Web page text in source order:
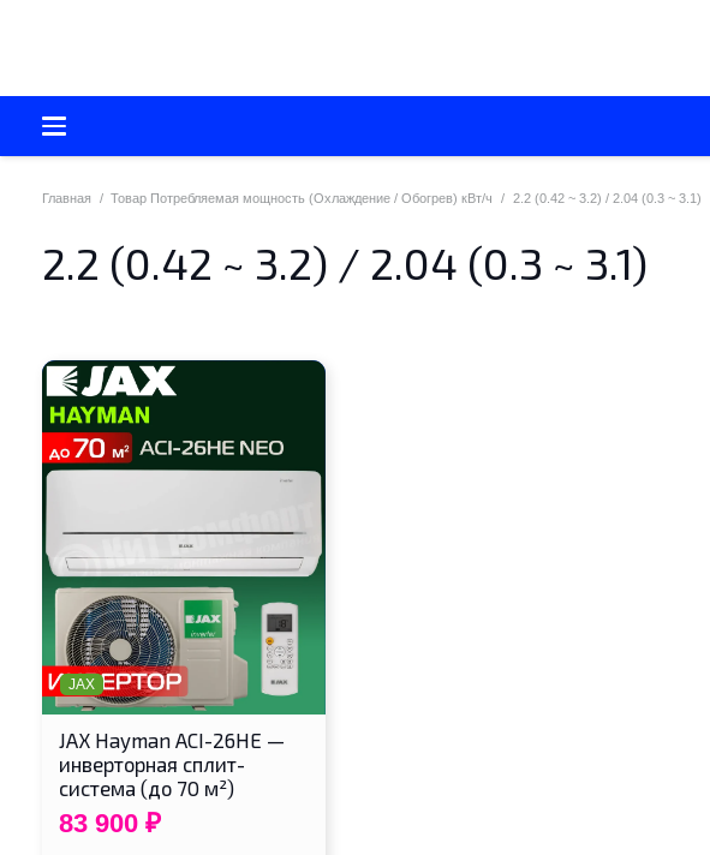
Главная / Товар Потребляемая мощность (Охлаждение / Обогрев) кВт/ч / 2.2 (0.42 ~ 3.2) / 2.04 (0.3 ~ 3.1)
2.2 (0.42 ~ 3.2) / 2.04 (0.3 ~ 3.1)
JAX
JAX Hayman ACI-26HE —
инверторная сплит-
система (до 70 м²)
83 900 ₽